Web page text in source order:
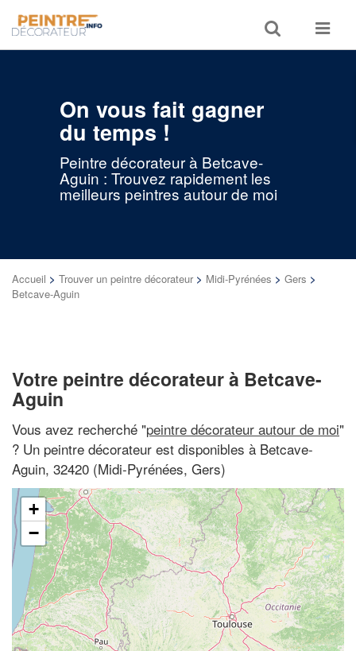
Toggle
search
Toggle
On vous fait gagner
du temps !
Peintre décorateur à Betcave-
Aguin : Trouvez rapidement les
meilleurs peintres autour de moi
Accueil > Trouver un peintre décorateur > Midi-Pyrénées > Gers >
Betcave-Aguin
Votre peintre décorateur à Betcave-
Aguin
Vous avez recherché "peintre décorateur autour de moi"
? Un peintre décorateur est disponibles à Betcave-
Aguin, 32420 (Midi-Pyrénées, Gers)
+
−